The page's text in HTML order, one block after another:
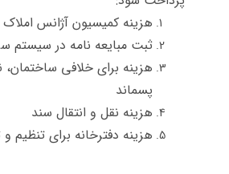
هزینه کمیسیون آژانس املاک
ثبت مبایعه نامه در سیستم
هزینه برای خلافی ساختمان،
پسماند
هزینه نقل و انتقال سند
هزینه دفترخانه برای تنظیم